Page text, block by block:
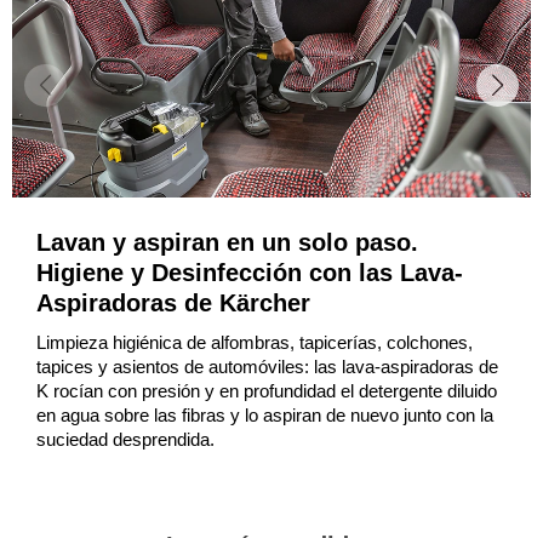
Lavan y aspiran en un solo paso.
Higiene y Desinfección con las Lava-
Aspiradoras de Kärcher
Limpieza higiénica de alfombras, tapicerías, colchones,
tapices y asientos de automóviles: las lava-aspiradoras de
K rocían con presión y en profundidad el detergente diluido
en agua sobre las fibras y lo aspiran de nuevo junto con la
suciedad desprendida.